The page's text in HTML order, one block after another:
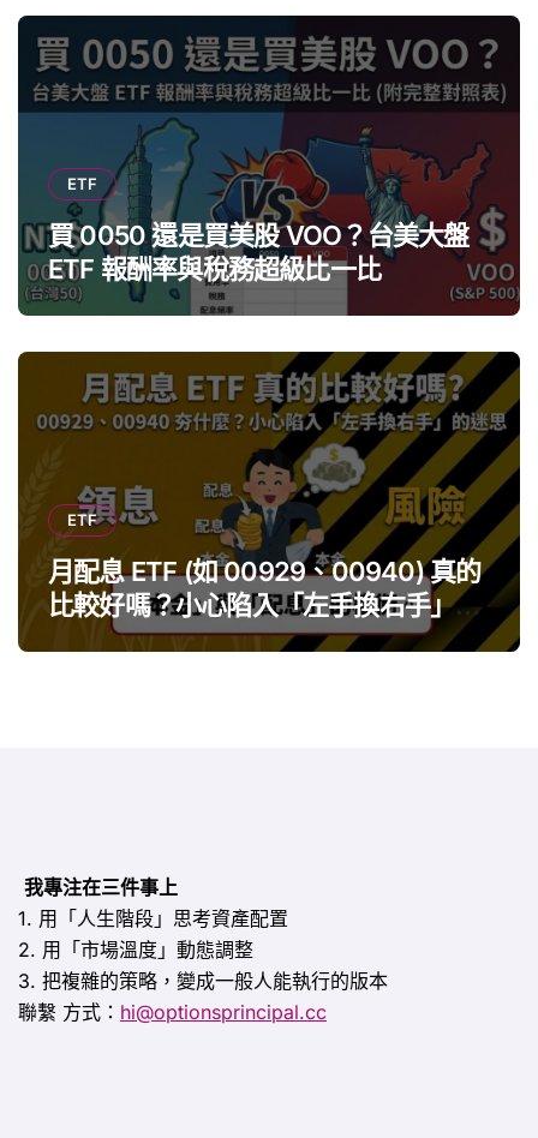
ETF
買 0050 還是買美股 VOO？台美大盤
ETF 報酬率與稅務超級比一比
ETF
月配息 ETF (如 00929、00940) 真的
比較好嗎？小心陷入「左手換右手」迷
我專注在三件事上
1. 用「人生階段」思考資產配置
2. 用「市場溫度」動態調整
3. 把複雜的策略，變成一般人能執行的版本
聯繫 方式： hi@optionsprincipal.cc